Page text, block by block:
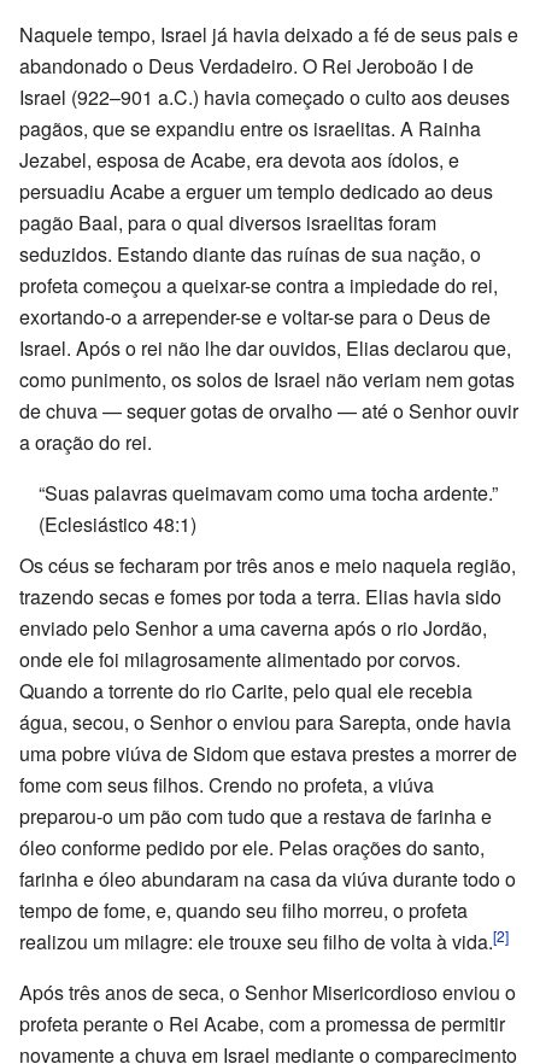
Naquele tempo, Israel já havia deixado a fé de seus pais e
abandonado o Deus Verdadeiro. O Rei Jeroboão I de
Israel (922–901 a.C.) havia começado o culto aos deuses
pagãos, que se expandiu entre os israelitas. A Rainha
Jezabel, esposa de Acabe, era devota aos ídolos, e
persuadiu Acabe a erguer um templo dedicado ao deus
pagão Baal, para o qual diversos israelitas foram
seduzidos. Estando diante das ruínas de sua nação, o
profeta começou a queixar-se contra a impiedade do rei,
exortando-o a arrepender-se e voltar-se para o Deus de
Israel. Após o rei não lhe dar ouvidos, Elias declarou que,
como punimento, os solos de Israel não veriam nem gotas
de chuva — sequer gotas de orvalho — até o Senhor ouvir
a oração do rei.
“Suas palavras queimavam como uma tocha ardente.”
(Eclesiástico 48:1)
Os céus se fecharam por três anos e meio naquela região,
trazendo secas e fomes por toda a terra. Elias havia sido
enviado pelo Senhor a uma caverna após o rio Jordão,
onde ele foi milagrosamente alimentado por corvos.
Quando a torrente do rio Carite, pelo qual ele recebia
água, secou, o Senhor o enviou para Sarepta, onde havia
uma pobre viúva de Sidom que estava prestes a morrer de
fome com seus filhos. Crendo no profeta, a viúva
preparou-o um pão com tudo que a restava de farinha e
óleo conforme pedido por ele. Pelas orações do santo,
farinha e óleo abundaram na casa da viúva durante todo o
tempo de fome, e, quando seu filho morreu, o profeta
realizou um milagre: ele trouxe seu filho de volta à vida.[2]
Após três anos de seca, o Senhor Misericordioso enviou o
profeta perante o Rei Acabe, com a promessa de permitir
novamente a chuva em Israel mediante o comparecimento